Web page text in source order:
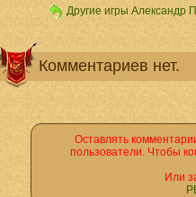
Другие игры Александр
Комментариев нет.
Оставлять
пользователи. Чтобы
Или